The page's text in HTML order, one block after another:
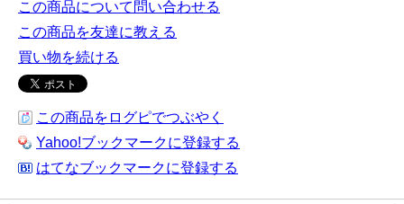
この商品について問い合わせる
この商品を友達に教える
買い物を続ける
この商品をログピでつぶやく
Yahoo!ブックマークに登録する
はてなブックマークに登録する